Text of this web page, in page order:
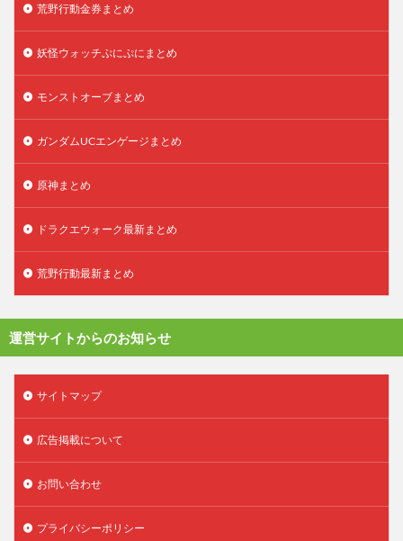
荒野行動金券まとめ
妖怪ウォッチぷにぷにまとめ
モンストオーブまとめ
ガンダムUCエンゲージまとめ
原神まとめ
ドラクエウォーク最新まとめ
荒野行動最新まとめ
運営サイトからのお知らせ
サイトマップ
広告掲載について
お問い合わせ
プライバシーポリシー